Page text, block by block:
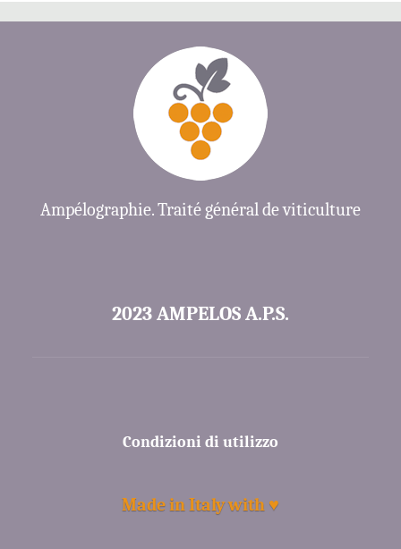
Ampélographie. Traité général de viticulture
2023 AMPELOS A.P.S.
Condizioni di utilizzo
Made in Italy with ♥